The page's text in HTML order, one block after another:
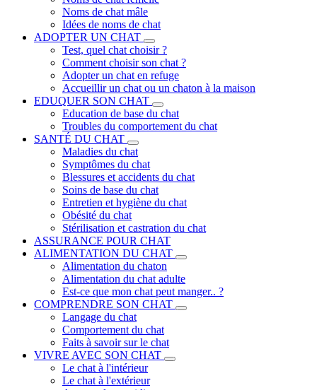
Noms de chat mâle
Idées de noms de chat
ADOPTER UN CHAT
Test, quel chat choisir ?
Comment choisir son chat ?
Adopter un chat en refuge
Accueillir un chat ou un chaton à la maison
EDUQUER SON CHAT
Education de base du chat
Troubles du comportement du chat
SANTÉ DU CHAT
Maladies du chat
Symptômes du chat
Blessures et accidents du chat
Soins de base du chat
Entretien et hygiène du chat
Obésité du chat
Stérilisation et castration du chat
ASSURANCE POUR CHAT
ALIMENTATION DU CHAT
Alimentation du chaton
Alimentation du chat adulte
Est-ce que mon chat peut manger.. ?
COMPRENDRE SON CHAT
Langage du chat
Comportement du chat
Faits à savoir sur le chat
VIVRE AVEC SON CHAT
Le chat à l'intérieur
Le chat à l'extérieur